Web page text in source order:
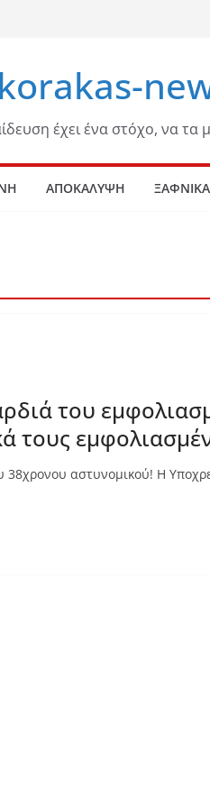
korakas-
έχει ένα στόχο, να
ΑΠΟΚΑΛΥΨΗ ΞΑΦΝΙΚΑ
του
τους
αστυνομικού! Η